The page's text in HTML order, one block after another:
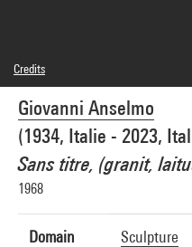
Giovanni Anselmo
(1934, Italie - 2023,
Sans titre, (granit,
1968
Domain Sculpture
Credits
© Giovanni Anselmo
Photo credits : Centre Pompidou,
Image reference : 4F16970 [2004 CX
Image presentation :